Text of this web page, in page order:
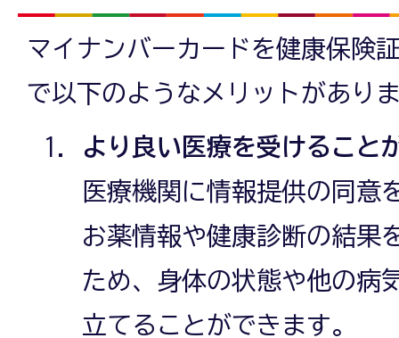
マイナンバーカードを健康保険
で以下のようなメリットがあり
より良い医療を受けること
医療機関に情報提供の同意
お薬情報や健康診断の結果
ため、身体の状態や他の病
立てることができます。